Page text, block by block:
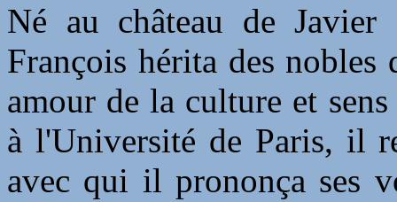
Né au château de Javier
François hérita des nobles
amour de la culture et
à l'Université de Paris, il
avec qui il prononça ses